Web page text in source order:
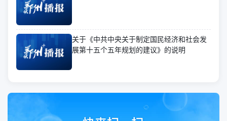
关于《中共中央关于制定国民经济和社会发
展第十五个五年规划的建议》的说明